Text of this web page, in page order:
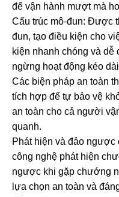
để vận hành mượt mà
Cấu trúc mô-đun: Được
đun, tạo điều kiện cho
kiện nhanh chóng và dễ
ngừng hoạt động kéo
Các biện pháp an toàn
tích hợp để tự bảo vệ
an toàn cho cả người
quanh.
Phát hiện và đảo
công nghệ phát hiện
ngược khi gặp chướng
lựa chọn an toàn và